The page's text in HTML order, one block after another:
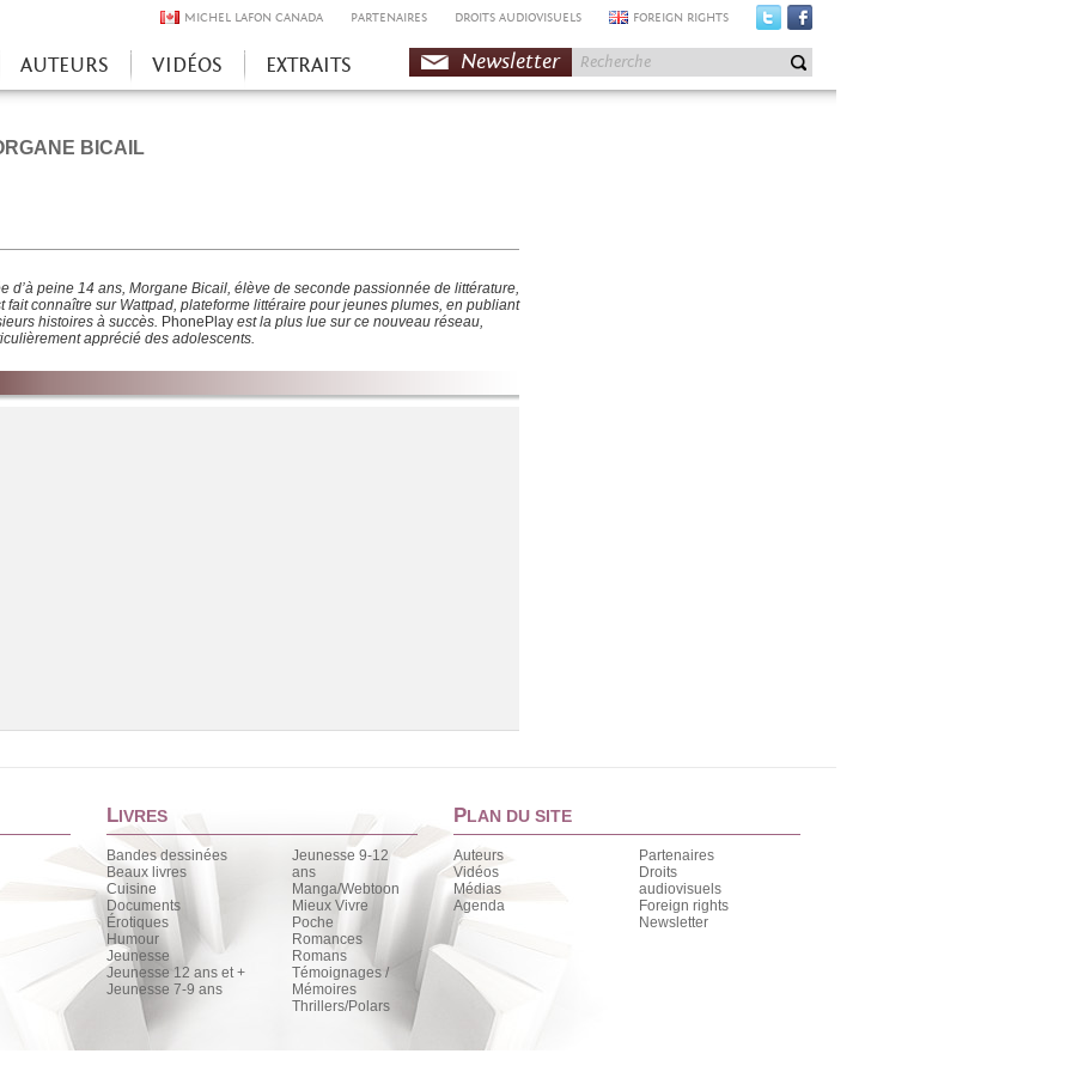
MICHEL LAFON CANADA PARTENAIRES DROITS AUDIOVISUELS FOREIGN RIGHTS
AUTEURS VIDÉOS EXTRAITS Newsletter
BICAIL
d’à peine 14 ans, Morgane Bicail, élève de seconde passionnée de littérature,
fait connaître sur Wattpad, plateforme littéraire pour jeunes plumes, en publiant
histoires à succès. PhonePlay est la plus lue sur ce nouveau réseau,
apprécié des adolescents.
Chargement de la liste
LIVRES
Bandes dessinées
Beaux livres
Cuisine
Documents
Érotiques
Humour
Jeunesse
Jeunesse 12 ans et +
Jeunesse 7-9 ans
Jeunesse 9-12
ans
Manga/Webtoon
Mieux Vivre
Poche
Romances
Romans
Témoignages /
Mémoires
Thrillers/Polars
PLAN DU SITE
Auteurs
Vidéos
Médias
Agenda
Partenaires
Droits
audiovisuels
Foreign rights
Newsletter